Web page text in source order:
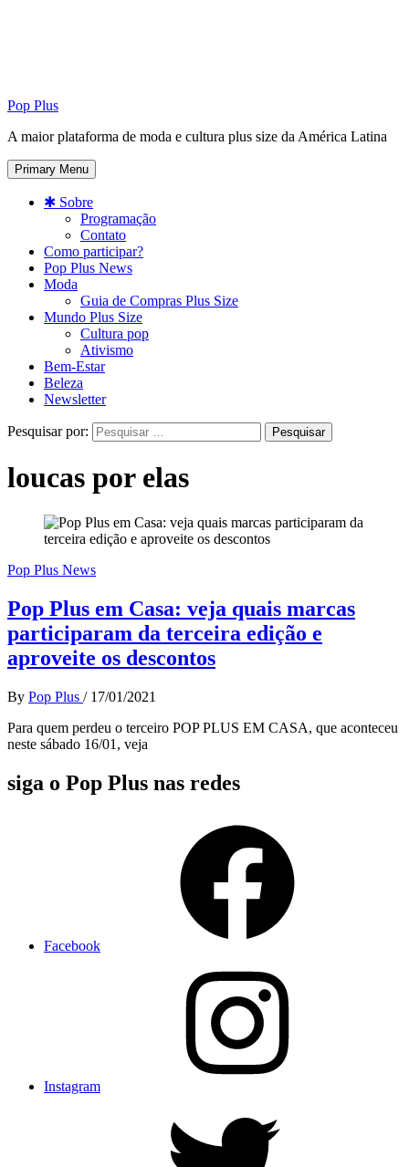
Pop Plus
A maior plataforma de moda e cultura plus size da América Latina
Primary Menu
✱ Sobre
Programação
Contato
Como participar?
Pop Plus News
Moda
Guia de Compras Plus Size
Mundo Plus Size
Cultura pop
Ativismo
Bem-Estar
Beleza
Newsletter
Pesquisar por:
loucas por elas
Pop Plus News
Pop Plus em Casa: veja quais marcas
participaram da terceira edição e
aproveite os descontos
By Pop Plus / 17/01/2021
Para quem perdeu o terceiro POP PLUS EM CASA, que aconteceu
neste sábado 16/01, veja
siga o Pop Plus nas redes
Facebook
Instagram